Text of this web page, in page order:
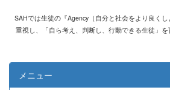
SAHでは生徒の『Agency （自分と社会をより良く
重視し、
「自ら考え、判断し、行動できる生徒」
メニュー